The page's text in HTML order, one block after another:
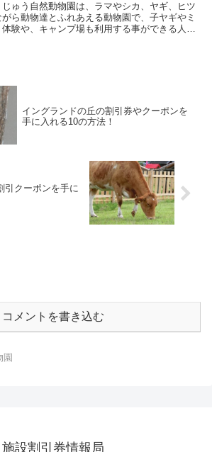
ゅう自然動物園は、ラマやシカ、ヤギ、ヒツ
ら動物達とふれあえる動物園で、子ヤギやミ
験や、キャンプ場も利用する事ができる人気
イングランドの丘の割引券やクーポンを
手に入れる10の方法！
引クーポンを手に
コメントを書き込む
園
施設割引券情報局